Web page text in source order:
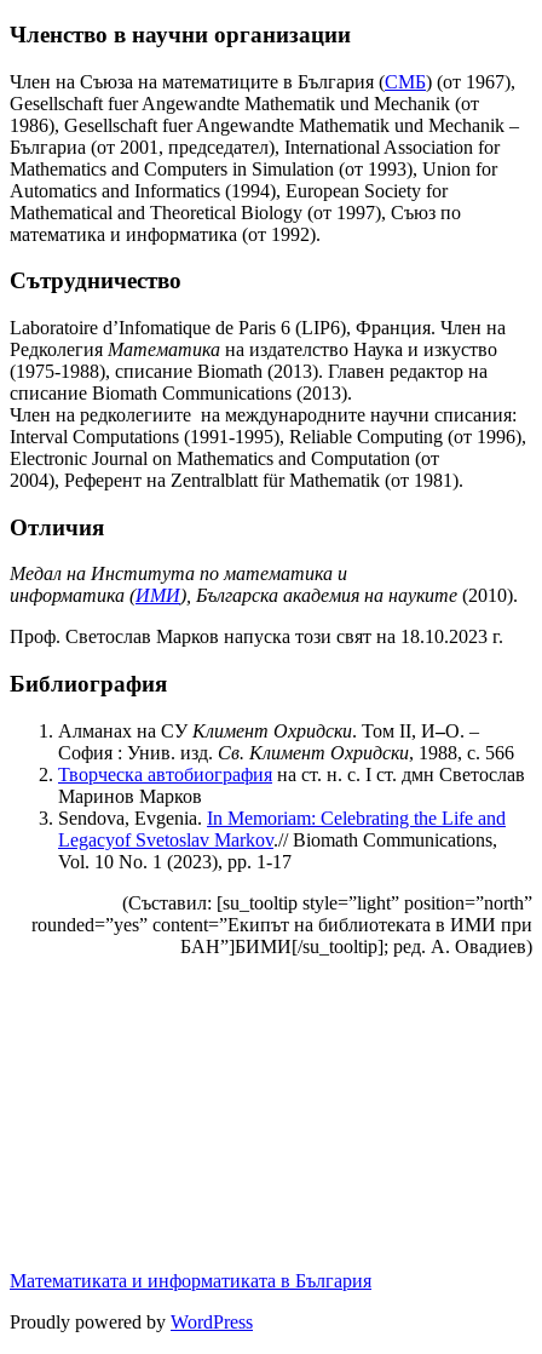
Членство в научни организации
Член на Съюза на математиците в България (СМБ) (от 1967),
Gesellschaft fuer Angewandte Mathematik und Mechanik (от
1986), Gesellschaft fuer Angewandte Mathematik und Mechanik –
Българиа (от 2001, председател), International Association for
Mathematics and Computers in Simulation (от 1993), Union for
Automatics and Informatics (1994), European Society for
Mathematical and Theoretical Biology (от 1997), Съюз по
математика и информатика (от 1992).
Сътрудничество
Laboratoire d’Infomatique de Paris 6 (LIP6), Франция. Член на
Редколегия Математика на издателство Наука и изкуство
(1975-1988), списание Biomath (2013). Главен редактор на
списание Biomath Communications (2013).
Член на редколегиите на международните научни списания:
Interval Computations (1991-1995), Reliable Computing (от 1996),
Electronic Journal on Mathematics and Computation (от
2004), Референт на Zentralblatt für Mathematik (от 1981).
Отличия
Медал на Института по математика и
информатика (ИМИ), Българска академия на науките (2010).
Проф. Светослав Марков напуска този свят на 18.10.2023 г.
Библиография
Алманах на СУ Климент Охридски. Том ІI, И–О. –
София : Унив. изд. Св. Климент Охридски, 1988, с. 566
Творческа автобиография на ст. н. с. I ст. дмн Светослав
Маринов Марков
Sendova, Evgenia. In Memoriam: Celebrating the Life and
Legacyof Svetoslav Markov.// Biomath Communications,
Vol. 10 No. 1 (2023), pp. 1-17
(Съставил: [su_tooltip style=”light” position=”north”
rounded=”yes” content=”Екипът на библиотеката в ИМИ при
БАН”]БИМИ[/su_tooltip]; ред. А. Овадиев)
Математиката и информатиката в България
Proudly powered by WordPress